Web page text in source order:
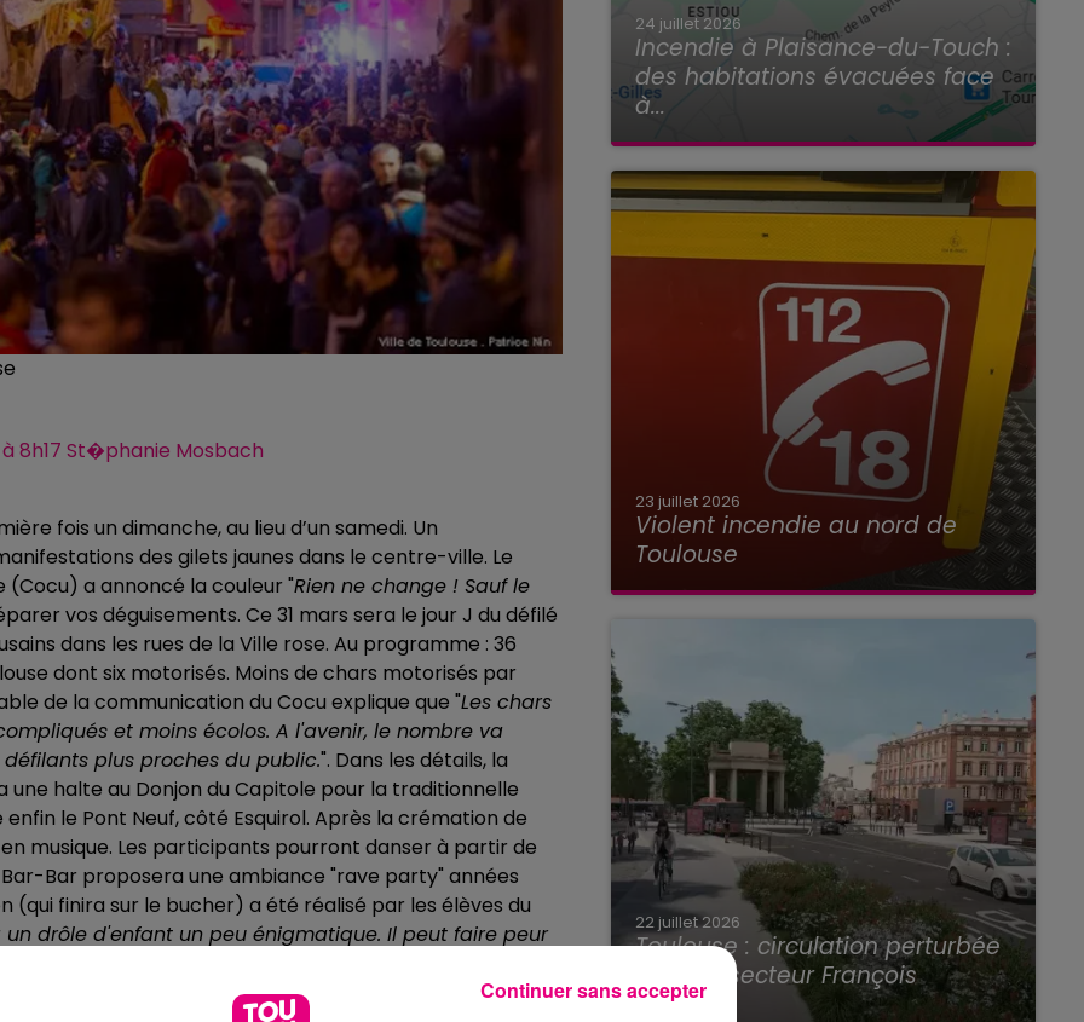
à 8h17 St�phanie Mosbach
fois un dimanche, au lieu d’un samedi. Un
des gilets jaunes dans le centre-ville. Le
(Cocu) a annoncé la couleur "Rien ne change ! Sauf le
vos déguisements. Ce 31 mars sera le jour J du défilé
dans les rues de la Ville rose. Au programme : 36
dont six motorisés. Moins de chars motorisés par
de la communication du Cocu explique que "Les chars
et moins écolos. A l'avenir, le nombre va
plus proches du public.". Dans les détails, la
une halte au Donjon du Capitole pour la traditionnelle
le Pont Neuf, côté Esquirol. Après la crémation de
musique. Les participants pourront danser à partir de
Bar proposera une ambiance "rave party" années
finira sur le bucher) a été réalisé par les élèves du
un drôle d'enfant un peu énigmatique. Il peut faire peur
Carnaval de Toulouse
24 juillet 2026
Incendie à Plaisance-du-Touch :
des habitations évacuées face
à...
23 juillet 2026
Violent incendie au nord de
Toulouse
22 juillet 2026
Toulouse : circulation perturbée
dans le secteur François
Verdier...
Continuer sans accepter